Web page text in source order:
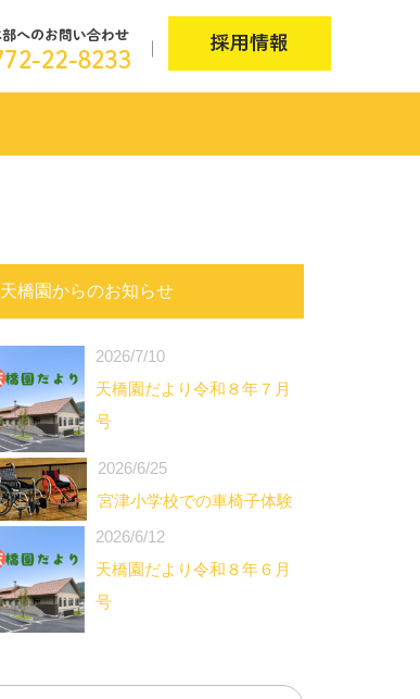
天橋園からのお知らせ
2026/7/10
天橋園だより令和８年７月
号
2026/6/25
宮津小学校での車椅子体験
2026/6/12
天橋園だより令和８年６月
号